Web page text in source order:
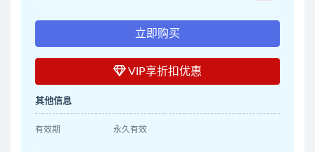
立即购买
VIP享折扣优惠
其他信息
有效期 永久有效